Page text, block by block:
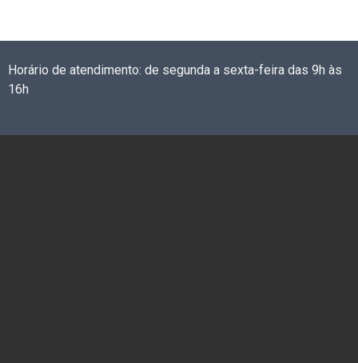
Horário de atendimento: de segunda a sexta-feira das 9h às
16h